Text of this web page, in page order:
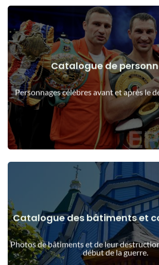
Catalogue de
Personnages célèbres avant et après le
Les gens avant et après le début de
Voir les détails
Catalogue des bâtiments et
Photos de bâtiments et de leur
début de la guerre.
Bâtiments, structures, objets avant et
guerre
Voir les détails